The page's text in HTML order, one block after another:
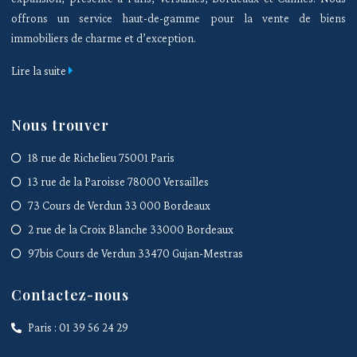
offrons un service haut-de-gamme pour la vente de biens
immobiliers de charme et d’exception.
Lire la suite
Nous trouver
18 rue de Richelieu 75001 Paris
13 rue de la Paroisse 78000 Versailles
73 Cours de Verdun 33 000 Bordeaux
2 rue de la Croix Blanche 33000 Bordeaux
97bis Cours de Verdun 33470 Gujan-Mestras
Contactez-nous
Paris : 01 39 56 24 29